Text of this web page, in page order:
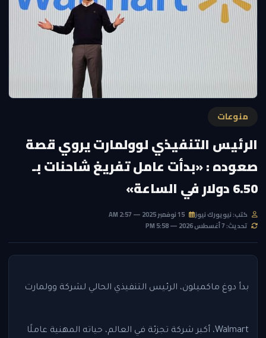
منوعات
الرئيس التنفيذي لوولمارت يروي قصة
صعوده : «بدأت عامل تفريغ شاحنات بـ
6.50 دولار في الساعة»
كتب: نيويورك نيوز
تحديث: 7 أغسطس 2026 — 5:58 PM
بدأ دوغ ماكميلون، الرئيس التنفيذي الحالي لشركة وولمارت
Walmart، أكبر شركة تجزئة في العالم، حياته المهنية عاملًا